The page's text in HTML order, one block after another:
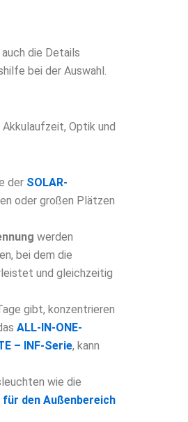
die Details
bei der Auswahl.
Optik und
der SOLAR-
oder großen Plätzen
werden
bei dem die
und gleichzeitig
gibt, konzentrieren
ALL-IN-ONE-
– INF-Serie, kann
wie die
den Außenbereich